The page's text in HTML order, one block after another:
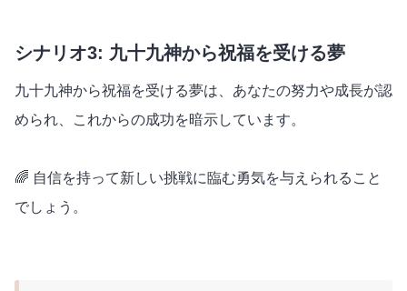
シナリオ3: 九十九神から祝福を受ける夢
九十九神から祝福を受ける夢は、あなたの努力や成長が認
められ、これからの成功を暗示しています。
🌈 自信を持って新しい挑戦に臨む勇気を与えられること
でしょう。